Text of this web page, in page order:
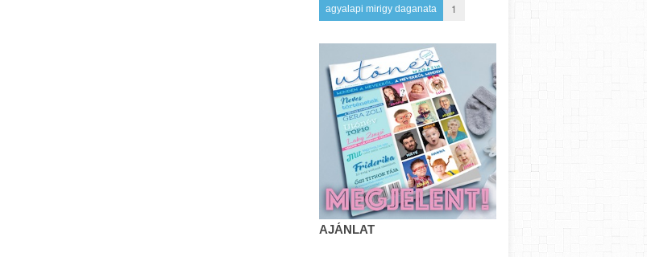
agyalapi mirigy daganata 1
AJÁNLAT